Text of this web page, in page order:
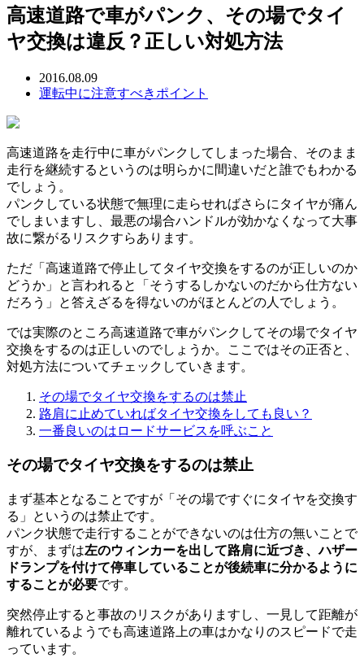
高速道路で車がパンク、その場でタイ
ヤ交換は違反？正しい対処方法
2016.08.09
運転中に注意すべきポイント
高速道路を走行中に車がパンクしてしまった場合、そのまま
走行を継続するというのは明らかに間違いだと誰でもわかる
でしょう。
パンクしている状態で無理に走らせればさらにタイヤが痛ん
でしまいますし、最悪の場合ハンドルが効かなくなって大事
故に繋がるリスクすらあります。
ただ「高速道路で停止してタイヤ交換をするのが正しいのか
どうか」と言われると「そうするしかないのだから仕方ない
だろう」と答えざるを得ないのがほとんどの人でしょう。
では実際のところ高速道路で車がパンクしてその場でタイヤ
交換をするのは正しいのでしょうか。ここではその正否と、
対処方法についてチェックしていきます。
その場でタイヤ交換をするのは禁止
路肩に止めていればタイヤ交換をしても良い？
一番良いのはロードサービスを呼ぶこと
その場でタイヤ交換をするのは禁止
まず基本となることですが「その場ですぐにタイヤを交換す
る」というのは禁止です。
パンク状態で走行することができないのは仕方の無いことで
すが、まずは左のウィンカーを出して路肩に近づき、ハザー
ドランプを付けて停車していることが後続車に分かるように
することが必要です。
突然停止すると事故のリスクがありますし、一見して距離が
離れているようでも高速道路上の車はかなりのスピードで走
っています。